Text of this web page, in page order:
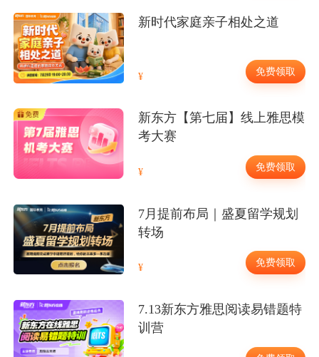
新时代家庭亲子相处之道
免费领取
新东方【第七届】线上雅思模
考大赛
免费领取
7月提前布局｜盛夏留学规划
转场
免费领取
7.13新东方雅思阅读易错题特
训营